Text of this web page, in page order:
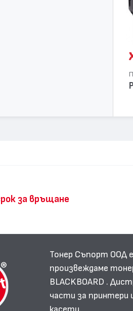
за връщане
Тонер Съпорт ООД
произвеждаме
BLACKBOARD .
части за принтери